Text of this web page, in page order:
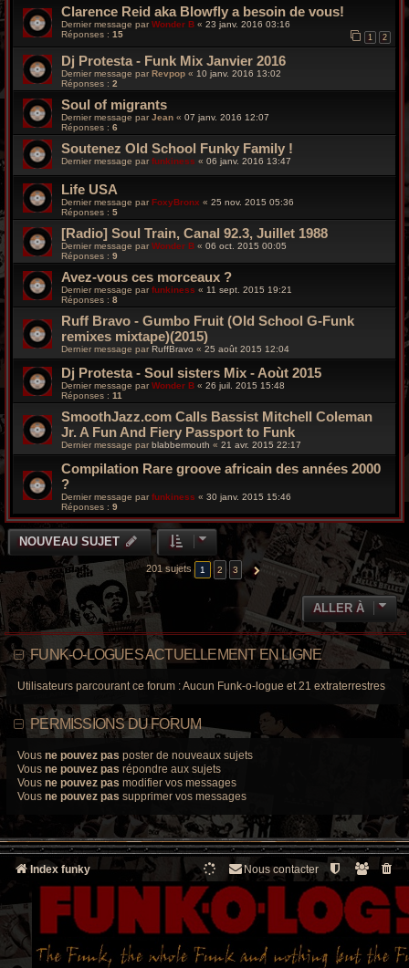
Clarence Reid aka Blowfly a besoin de vous!
Dernier message parWonder B « 23 janv. 2016 03:16
Réponses : 15 1 2
Dj Protesta - Funk Mix Janvier 2016
Dernier message par Revpop « 10 janv. 2016 13:02
Réponses : 2
Soul of migrants
Dernier message parJean « 07 janv. 2016 12:07
Réponses : 6
Soutenez Old School Funky Family !
Dernier message par funkiness « 06 janv. 2016 13:47
Life USA
Dernier message parFoxyBronx « 25 nov. 2015 05:36
Réponses : 5
[Radio] Soul Train, Canal 92.3, Juillet 1988
Dernier message par Wonder B « 06 oct. 2015 00:05
Réponses : 9
Avez-vous ces morceaux ?
Dernier message parfunkiness « 11 sept. 2015 19:21
Réponses : 8
Ruff Bravo - Gumbo Fruit (Old School G-Funk
remixes mixtape)(2015)
Dernier message par RuffBravo « 25 août 2015 12:04
Dj Protesta - Soul sisters Mix - Aoùt 2015
Dernier message parWonder B « 26 juil. 2015 15:48
Réponses : 11
SmoothJazz.com Calls Bassist Mitchell Coleman
Jr. A Fun And Fiery Passport to Funk
Dernier message par blabbermouth « 21 avr. 2015 22:17
Compilation Rare groove africain des années 2000
?
Dernier message par funkiness « 30 janv. 2015 15:46
Réponses : 9
NOUVEAU SUJET
201 sujets 1 2 3 SUIVANTE
ALLER À
FUNK-O-LOGUES ACTUELLEMENT EN LIGNE
Utilisateurs parcourant ce forum : Aucun Funk-o-logue et 21 extraterrestres
PERMISSIONS DU FORUM
Vous ne pouvez pas poster de nouveaux sujets
Vous ne pouvez pas répondre aux sujets
Vous ne pouvez pas modifier vos messages
Vous ne pouvez pas supprimer vos messages
Index funky Nous contacter